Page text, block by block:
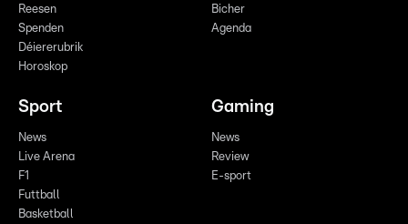
Reesen
Spenden
Déiererubrik
Horoskop
Bicher
Agenda
Sport
News
Live Arena
F1
Futtball
Basketball
Gaming
News
Review
E-sport